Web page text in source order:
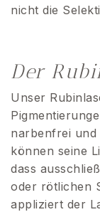
nicht die
Der
Unser
narbenfrei und
können seine
dass
oder rötlichen
appliziert der